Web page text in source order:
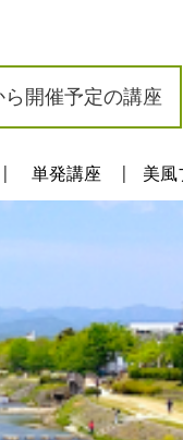
ら開催予定の講座
単発講座 美風